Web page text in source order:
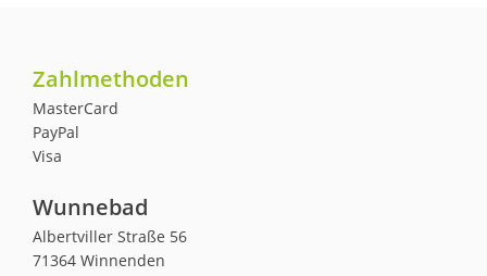
Zahlmethoden
MasterCard
PayPal
Visa
Wunnebad
Albertviller Straße 56
71364 Winnenden